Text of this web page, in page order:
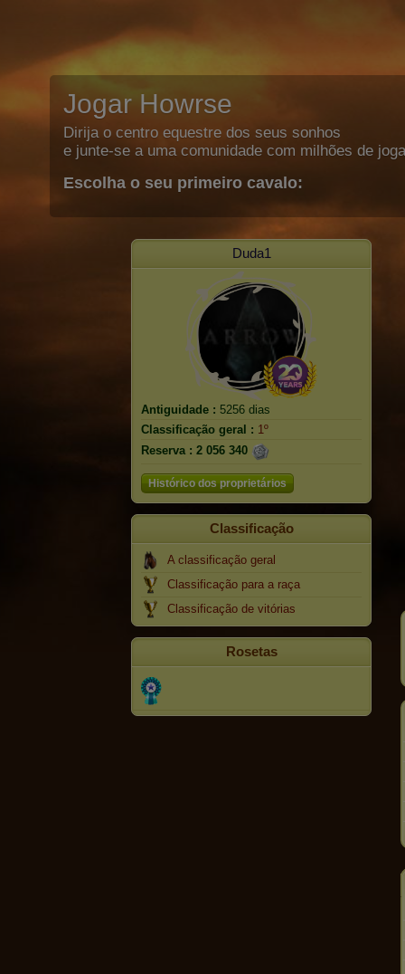
Jogar Howrse
Dirija o centro equestre dos seus sonhos
e junte-se a uma comunidade com milhões de
Escolha o seu primeiro cavalo:
Duda1
Antiguidade : 5256 dias
Classificação geral : 1º
Reserva : 2 056 340
Histórico dos proprietários
Classificação
A classificação geral
Classificação para a raça
Classificação de vitórias
Rosetas